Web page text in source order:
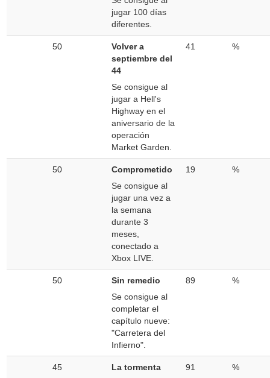
jugar 100 días
diferentes.
50
Volver a
septiembre del
44
Se consigue al
jugar a Hell's
Highway en el
aniversario de la
operación
Market Garden.
41 %
50
Comprometido
Se consigue al
jugar una vez a
la semana
durante 3
meses,
conectado a
Xbox LIVE.
19 %
50
Sin remedio
Se consigue al
completar el
capítulo nueve:
"Carretera del
Infierno".
89 %
45
La tormenta
91 %